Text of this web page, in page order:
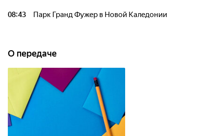
08:43 Парк Гранд Фужер в Новой Каледонии
О передаче